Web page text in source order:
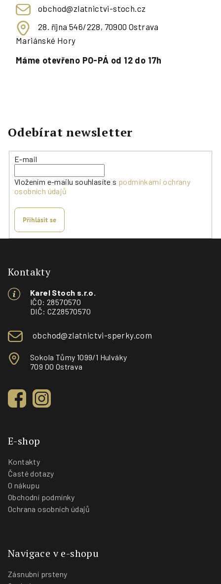
obchod@zlatnictvi-stoch.cz
28. října 546/228, 70900 Ostrava
Mariánské Hory
Máme otevřeno PO-PÁ od 12 do 17h
Odebírat newsletter
E-mail
Vložením e-mailu souhlasíte s podmínkami ochrany
osobních údajů
Přihlásit se
Kontakty
Karel Stoch s.r.o.
IČO: 28570570
DIČ: CZ28570570
obchod@zlatnictvi-sperky.com
Sokola Tůmy 1099/1 Hulváky
709 00 Ostrava
E-shop
Kontakty
Časté dotazy
O nákupu
Obchodní podmínky
Ochrana osobních údajů
Navigace v e-shopu
Zásnubní prsteny